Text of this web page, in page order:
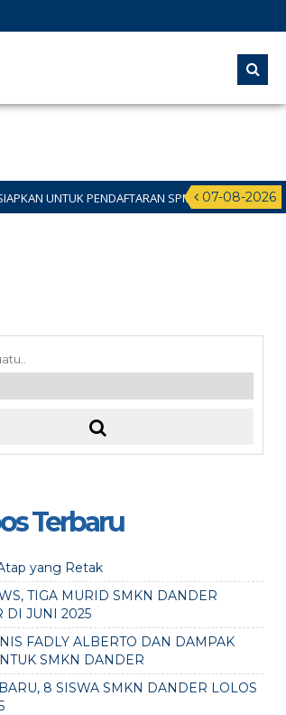
07-08-2026
PENDAFTARAN SPMB JALUR DOMISILI 11 JUNI 2026
Terbaru
yang Retak
TIGA MURID SMKN DANDER
DI JUNI 2025
FADLY ALBERTO DAN DAMPAK
SMKN DANDER
8 SISWA SMKN DANDER LOLOS